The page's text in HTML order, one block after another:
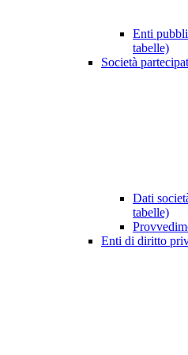
Enti
tabelle)
Società
Dati
tabelle)
Enti di diritto